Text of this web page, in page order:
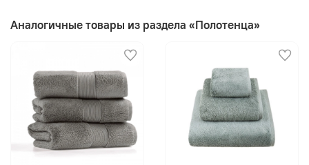
Аналогичные товары из раздела «Полотенца»